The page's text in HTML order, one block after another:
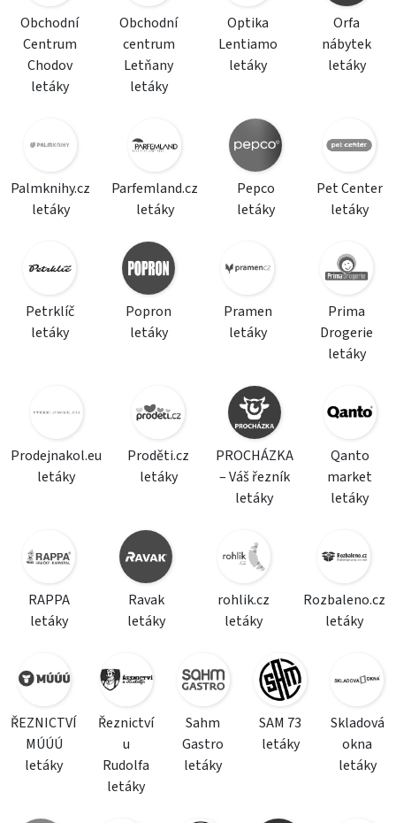
Obchodní
Centrum
Chodov
letáky
Obchodní
centrum
Letňany
letáky
Optika
Lentiamo
letáky
Orfa
nábytek
letáky
Palmknihy.cz
letáky
Parfemland.cz
letáky
Pepco
letáky
Pet Center
letáky
Petrklíč
letáky
Popron
letáky
Pramen
letáky
Prima
Drogerie
letáky
Prodejnakol.eu
letáky
Proděti.cz
letáky
PROCHÁZKA
– Váš řezník
letáky
Qanto
market
letáky
RAPPA
letáky
Ravak
letáky
rohlik.cz
letáky
Rozbaleno.cz
letáky
ŘEZNICTVÍ
MÚÚÚ
letáky
Řeznictví
u
Rudolfa
letáky
Sahm
Gastro
letáky
SAM 73
letáky
Skladová
okna
letáky